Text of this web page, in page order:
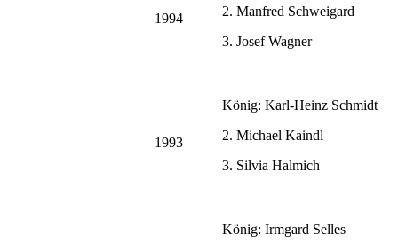
1994
2. Manfred Schweigard
3. Josef Wagner
1993
König: Karl-Heinz Schmidt
2. Michael Kaindl
3. Silvia Halmich
König: Irmgard Selles